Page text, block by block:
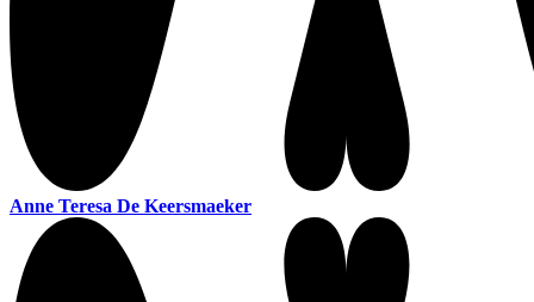
Anne Teresa De Keersmaeker